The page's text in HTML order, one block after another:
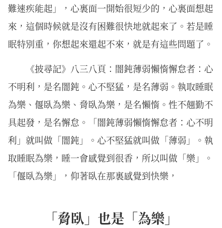
難速疾能起」，心裏面一開始很短少的，心裏面想起
來，這個時候就是沒有困難很快地就起來了。若是睡
眠特別重，你想起來還起不來，就是有這些問題了。
《披尋記》八三八頁：闇鈍薄弱懶惰懈怠者：心
不明利，是名闇鈍。心不堅猛，是名薄弱。執取睡眠
為樂、偃臥為樂、脅臥為樂，是名懶惰。性不翹勤不
具起發，是名懈怠。「闇鈍薄弱懶惰懈怠者：心不明
利」就叫做「闇鈍」。心不堅猛就叫做「薄弱」。執
取睡眠為樂，睡一會感覺到很香，所以叫做「樂」。
「偃臥為樂」，仰著臥在那裏感覺到快樂，
「脅臥」也是「為樂」